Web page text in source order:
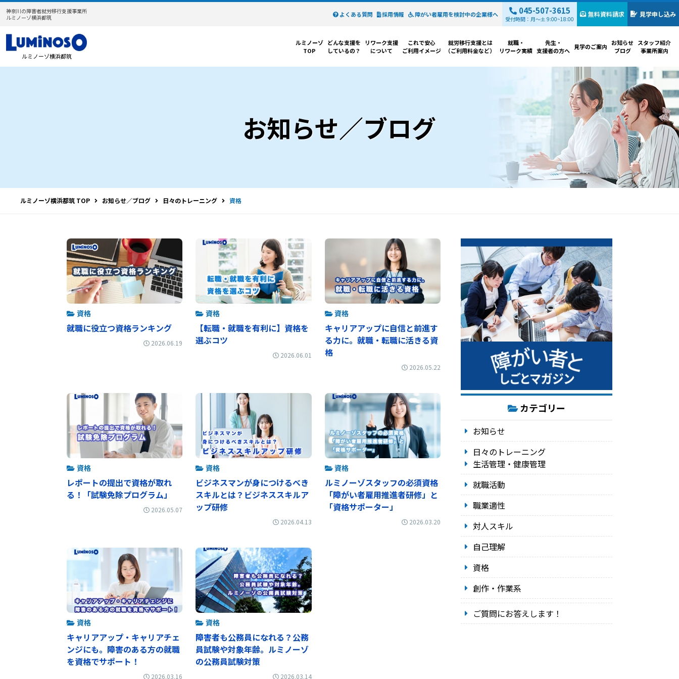
神奈川の障害者就労移行支援事業所
ルミノーゾ横浜都筑
よくある質問 採用情報 障がい者雇用を検討中の企業様へ 045-507-3615
受付時間：月～土 9:00~18:00
無料資料請求 見学申し込み
ルミノーゾ横浜都筑
ルミノーゾ
TOP
どんな支援を
しているの？
リワーク支援
について
これで安心
ご利用イメージ
就労移行支援とは
（ご利用料金など）
就職・
リワーク実績
先生・
支援者の方へ
見学のご案内 お知らせ
ブログ
スタッフ紹介
事業所案内
お知らせ／ブログ
ルミノーゾ横浜都筑 TOP お知らせ／ブログ 日々のトレーニング 資格
資格
就職に役立つ資格ランキング
2026.06.19
資格
【転職・就職を有利に】資格を
選ぶコツ
2026.06.01
資格
キャリアアップに自信と前進す
る力に。就職・転職に活きる資
格
2026.05.22
資格
レポートの提出で資格が取れ
る！「試験免除プログラム」
2026.05.07
資格
ビジネスマンが身につけるべき
スキルとは？ビジネススキルア
ップ研修
2026.04.13
資格
ルミノーゾスタッフの必須資格
「障がい者雇用推進者研修」と
「資格サポーター」
2026.03.20
資格
キャリアアップ・キャリアチェ
ンジにも。障害のある方の就職
を資格でサポート！
2026.03.16
資格
障害者も公務員になれる？公務
員試験や対象年齢。ルミノーゾ
の公務員試験対策
2026.03.14
カテゴリー
お知らせ
日々のトレーニング
生活管理・健康管理
就職活動
職業適性
対人スキル
自己理解
資格
創作・作業系
ご質問にお答えします！